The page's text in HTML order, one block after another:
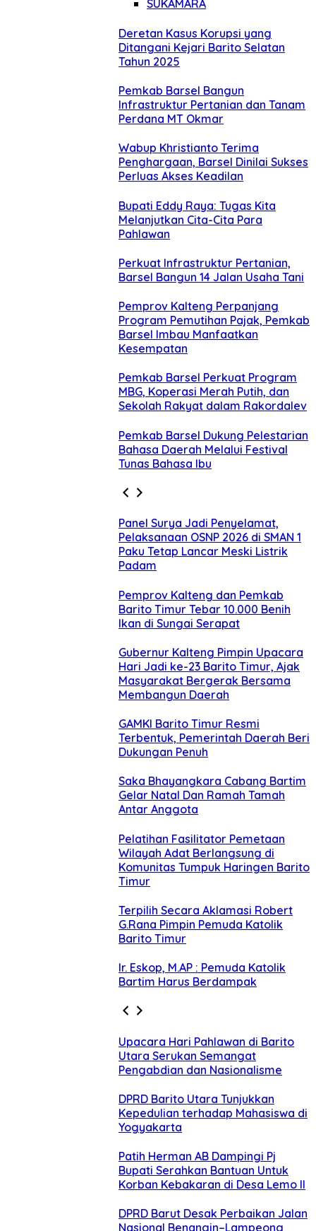
SUKAMARA
Deretan Kasus Korupsi yang
Ditangani Kejari Barito Selatan
Tahun 2025
Pemkab Barsel Bangun
Infrastruktur Pertanian dan Tanam
Perdana MT Okmar
Wabup Khristianto Terima
Penghargaan, Barsel Dinilai Sukses
Perluas Akses Keadilan
Bupati Eddy Raya: Tugas Kita
Melanjutkan Cita-Cita Para
Pahlawan
Perkuat Infrastruktur Pertanian,
Barsel Bangun 14 Jalan Usaha Tani
Pemprov Kalteng Perpanjang
Program Pemutihan Pajak, Pemkab
Barsel Imbau Manfaatkan
Kesempatan
Pemkab Barsel Perkuat Program
MBG, Koperasi Merah Putih, dan
Sekolah Rakyat dalam Rakordalev
Pemkab Barsel Dukung Pelestarian
Bahasa Daerah Melalui Festival
Tunas Bahasa Ibu
Panel Surya Jadi Penyelamat,
Pelaksanaan OSNP 2026 di SMAN 1
Paku Tetap Lancar Meski Listrik
Padam
Pemprov Kalteng dan Pemkab
Barito Timur Tebar 10.000 Benih
Ikan di Sungai Serapat
Gubernur Kalteng Pimpin Upacara
Hari Jadi ke-23 Barito Timur, Ajak
Masyarakat Bergerak Bersama
Membangun Daerah
GAMKI Barito Timur Resmi
Terbentuk, Pemerintah Daerah Beri
Dukungan Penuh
Saka Bhayangkara Cabang Bartim
Gelar Natal Dan Ramah Tamah
Antar Anggota
Pelatihan Fasilitator Pemetaan
Wilayah Adat Berlangsung di
Komunitas Tumpuk Haringen Barito
Timur
Terpilih Secara Aklamasi Robert
G.Rana Pimpin Pemuda Katolik
Barito Timur
Ir. Eskop, M.AP : Pemuda Katolik
Bartim Harus Berdampak
Upacara Hari Pahlawan di Barito
Utara Serukan Semangat
Pengabdian dan Nasionalisme
DPRD Barito Utara Tunjukkan
Kepedulian terhadap Mahasiswa di
Yogyakarta
Patih Herman AB Dampingi Pj
Bupati Serahkan Bantuan Untuk
Korban Kebakaran di Desa Lemo II
DPRD Barut Desak Perbaikan Jalan
Nasional Benangin–Lampeong